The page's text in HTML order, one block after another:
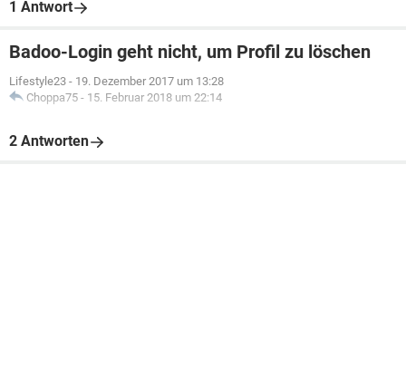
1 Antwort
Badoo-Login geht nicht, um Profil zu löschen
Lifestyle23 - 19. Dezember 2017 um 13:28
Choppa75 - 15. Februar 2018 um 22:14
2 Antworten